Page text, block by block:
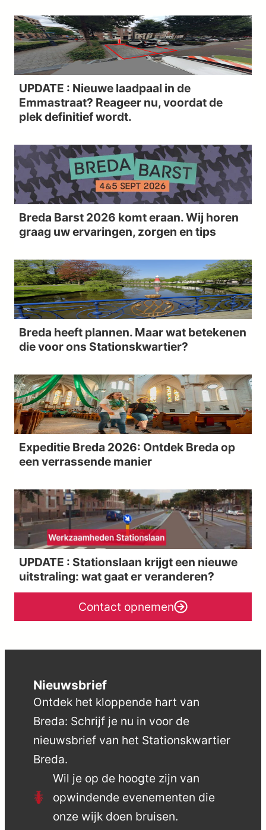
UPDATE : Nieuwe laadpaal in de
Emmastraat? Reageer nu, voordat de
plek definitief wordt.
Breda Barst 2026 komt eraan. Wij horen
graag uw ervaringen, zorgen en tips
Breda heeft plannen. Maar wat betekenen
die voor ons Stationskwartier?
Expeditie Breda 2026: Ontdek Breda op
een verrassende manier
UPDATE : Stationslaan krijgt een nieuwe
uitstraling: wat gaat er veranderen?
Contact opnemen
Nieuwsbrief
Ontdek het kloppende hart van
Breda: Schrijf je nu in voor de
nieuwsbrief van het Stationskwartier
Breda.
Wil je op de hoogte zijn van
opwindende evenementen die
onze wijk doen bruisen.